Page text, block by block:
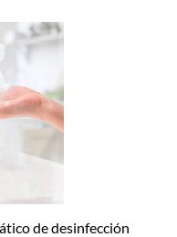
de desinfección